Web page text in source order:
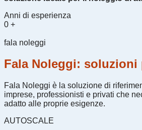
Anni di esperienza
0 +
fala noleggi
Fala Noleggi:
Fala Noleggi è la soluzione di
imprese, professionisti e privati che
adatto alle proprie esigenze.
AUTOSCALE